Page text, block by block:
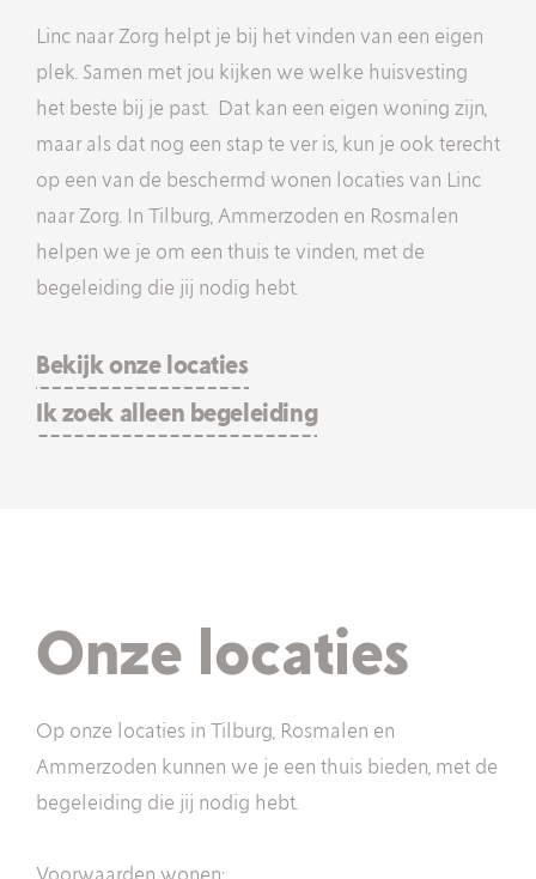
Linc naar Zorg helpt je bij het vinden van een eigen
plek. Samen met jou kijken we welke huisvesting
het beste bij je past. Dat kan een eigen woning zijn,
maar als dat nog een stap te ver is, kun je ook terecht
op een van de beschermd wonen locaties van Linc
naar Zorg. In Tilburg, Ammerzoden en Rosmalen
helpen we je om een thuis te vinden, met de
begeleiding die jij nodig hebt.
Bekijk onze locaties
Ik zoek alleen begeleiding
Onze locaties
Op onze locaties in Tilburg, Rosmalen en
Ammerzoden kunnen we je een thuis bieden, met de
begeleiding die jij nodig hebt.
Voorwaarden wonen;